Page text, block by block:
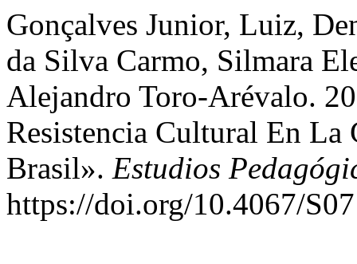
Gonçalves Junior, Luiz,
da Silva Carmo, Silmara
Alejandro Toro-Arévalo.
Resistencia Cultural En La
Brasil». Estudios
https://doi.org/10.4067/